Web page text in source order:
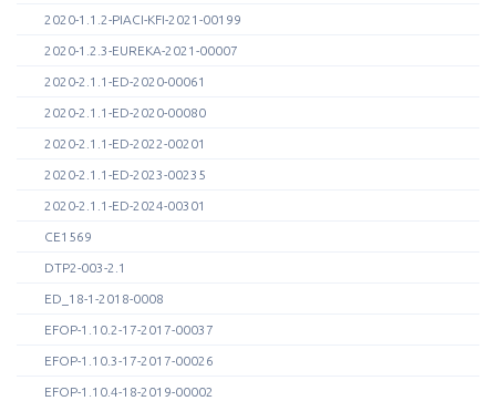
2020-1.1.2-PIACI-KFI-2021-00199
2020-1.2.3-EUREKA-2021-00007
2020-2.1.1-ED-2020-00061
2020-2.1.1-ED-2020-00080
2020-2.1.1-ED-2022-00201
2020-2.1.1-ED-2023-00235
2020-2.1.1-ED-2024-00301
CE1569
DTP2-003-2.1
ED_18-1-2018-0008
EFOP-1.10.2-17-2017-00037
EFOP-1.10.3-17-2017-00026
EFOP-1.10.4-18-2019-00002